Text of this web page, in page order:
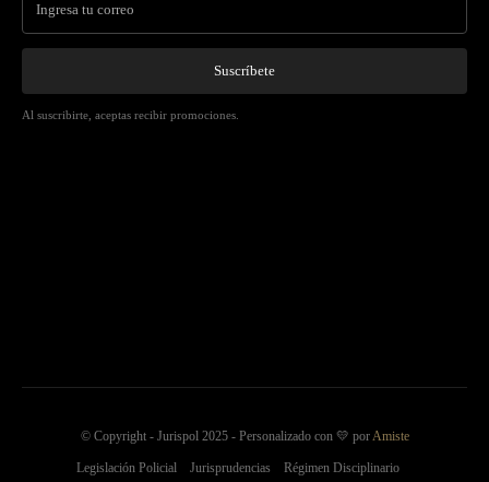
Suscríbete
Al suscribirte, aceptas recibir promociones.
© Copyright - Jurispol 2025 - Personalizado con 💛 por Amiste
Legislación Policial Jurisprudencias
Régimen Disciplinario